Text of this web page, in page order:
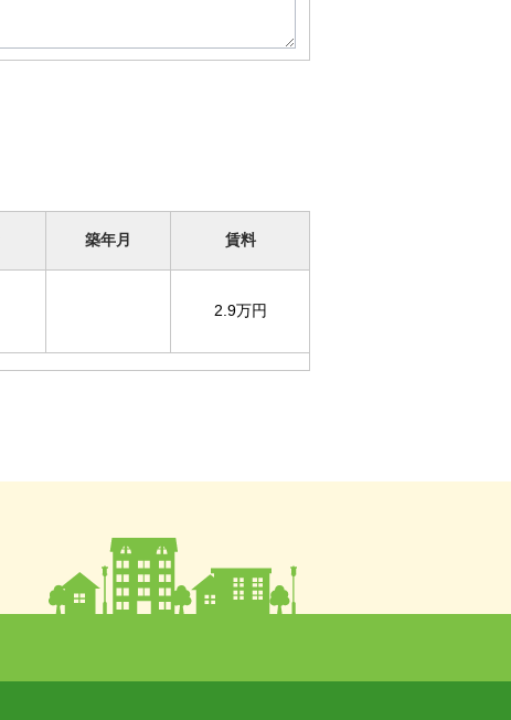
築年月 賃料
2.9万円